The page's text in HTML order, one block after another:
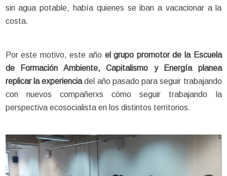
sin agua potable, había quienes se iban a vacacionar a la
costa.
Por este motivo, este año el grupo promotor de la Escuela
de Formación Ambiente, Capitalismo y Energía planea
replicar la experiencia del año pasado para seguir trabajando
con nuevos compañerxs cómo seguir trabajando la
perspectiva ecosocialista en los distintos territorios.